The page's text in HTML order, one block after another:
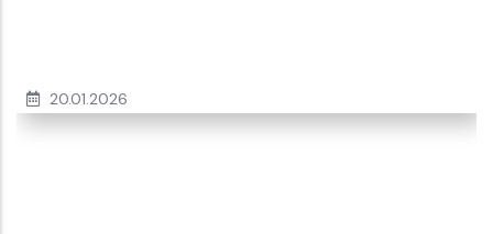
20.01.2026